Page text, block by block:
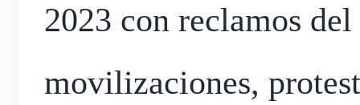
2023 con reclamos
movilizaciones,